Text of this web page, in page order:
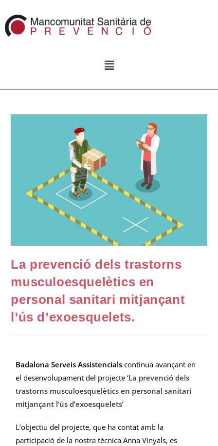
La prevenció dels trastorns
musculoesquelètics en
personal sanitari mitjançant
l’ús d’exoesquelets.
Badalona Serveis Assistencials continua avançant en
el desenvolupament del projecte ‘La prevenció dels
trastorns musculoesquelètics en personal sanitari
mitjançant l’ús d’exoesquelets’
L’objectiu del projecte, que ha contat amb la
participació de la nostra tècnica Anna Vinyals, es